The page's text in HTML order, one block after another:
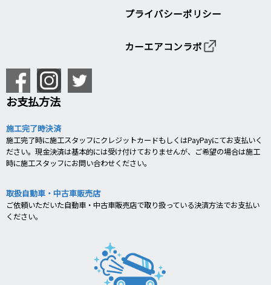
プライバシーポリシー
カーエアコンラボ
お支払方法
施工完了時決済
施工完了時に施工スタッフにクレジットカードもしくはPayPayにてお支払いく
ださい。現金決済は基本的には受け付けておりませんが、ご希望の場合は施工
時に施工スタッフにお問い合わせください。
取扱自動車・中古車販売店
ご依頼いただいた自動車・中古車販売店で取り扱っている決済方法でお支払い
ください。